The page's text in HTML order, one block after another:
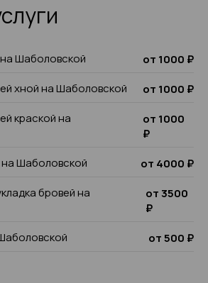
Шаболовской
от 1000 ₽
хной на Шаболовской
от 1000 ₽
краской на
от 1000
₽
на Шаболовской
от 4000 ₽
бровей на
от 3500
₽
от 500 ₽